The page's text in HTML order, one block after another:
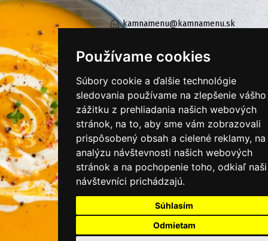
Používame cookies
Súbory cookie a ďalšie technológie
sledovania používame na zlepšenie vášho
zážitku z prehliadania našich webových
stránok, na to, aby sme vám zobrazovali
prispôsobený obsah a cielené reklamy, na
analýzu návštevnosti našich webových
stránok a na pochopenie toho, odkiaľ naši
návštevníci prichádzajú.
Súhlasím
Odmietam
kamnamenu@kamnamenu.sk
instagram/kamnamenu.sk
KONTAKTUJTE NÁS
PRIHLÁSIŤ SA DO ZÁKAZNÍCKEJ ZÓNY
Všeobecné obchodné podmienky
Ochrana osobných údajov
Moje KamNaMenu